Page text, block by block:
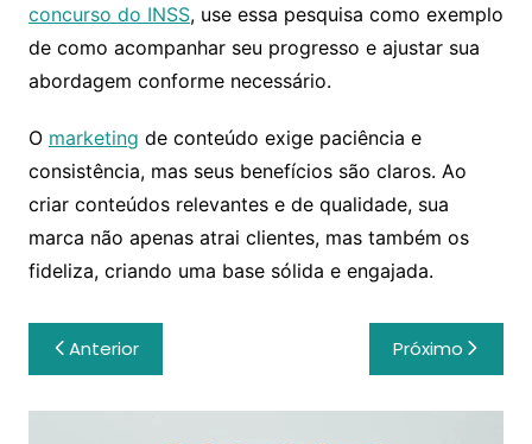
concurso do INSS, use essa pesquisa como exemplo
de como acompanhar seu progresso e ajustar sua
abordagem conforme necessário.
O marketing de conteúdo exige paciência e
consistência, mas seus benefícios são claros. Ao
criar conteúdos relevantes e de qualidade, sua
marca não apenas atrai clientes, mas também os
fideliza, criando uma base sólida e engajada.
Navegação
de
Post
Anterior Próximo